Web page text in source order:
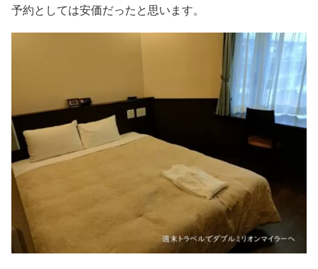
予約としては安価だったと思います。